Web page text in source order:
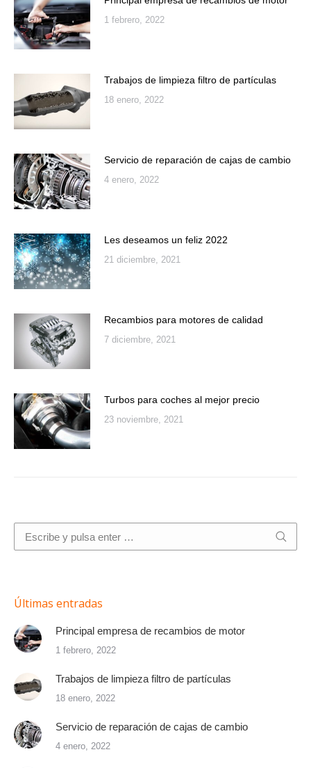
1 febrero, 2022
Trabajos de limpieza filtro de partículas
18 enero, 2022
Servicio de reparación de cajas de cambio
4 enero, 2022
Les deseamos un feliz 2022
21 diciembre, 2021
Recambios para motores de calidad
7 diciembre, 2021
Turbos para coches al mejor precio
23 noviembre, 2021
Buscar:
Últimas entradas
Principal empresa de recambios de motor
1 febrero, 2022
Trabajos de limpieza filtro de partículas
18 enero, 2022
Servicio de reparación de cajas de cambio
4 enero, 2022